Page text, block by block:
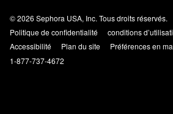
© 2026 Sephora USA, Inc. Tous droits réservés.
Politique de confidentialité
conditions
Accessibilité
Plan du site
Préférences en
1-877-737-4672